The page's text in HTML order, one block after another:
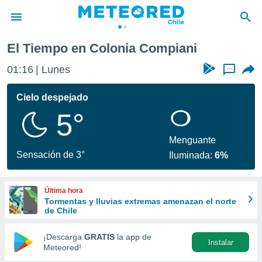
de
por
se
calidad.
a este
las
y
forma
digital
basada
El Tiempo en Colonia Compiani
01:16 Lunes ...
Cielo despejado
5°
Sensación de 3°
Menguante
Iluminada:6%
Última hora
Tormentas y lluvias extremas amenazan el norte
de Chile
¡Descarga GRATIS la app de
Meteored!
Instalar